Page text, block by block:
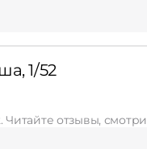
1/52
Читайте отзывы,